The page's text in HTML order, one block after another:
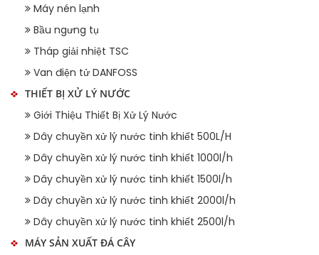
Máy nén lạnh
Bầu ngưng tụ
Tháp giải nhiệt TSC
Van điện tử DANFOSS
THIẾT BỊ XỬ LÝ NƯỚC
Giới Thiệu Thiết Bị Xử Lý Nước
Dây chuyền xử lý nước tinh khiết 500L/H
Dây chuyền xử lý nước tinh khiết 1000l/h
Dây chuyền xử lý nước tinh khiết 1500l/h
Dây chuyền xử lý nước tinh khiết 2000l/h
Dây chuyền xử lý nước tinh khiết 2500l/h
MÁY SẢN XUẤT ĐÁ CÂY